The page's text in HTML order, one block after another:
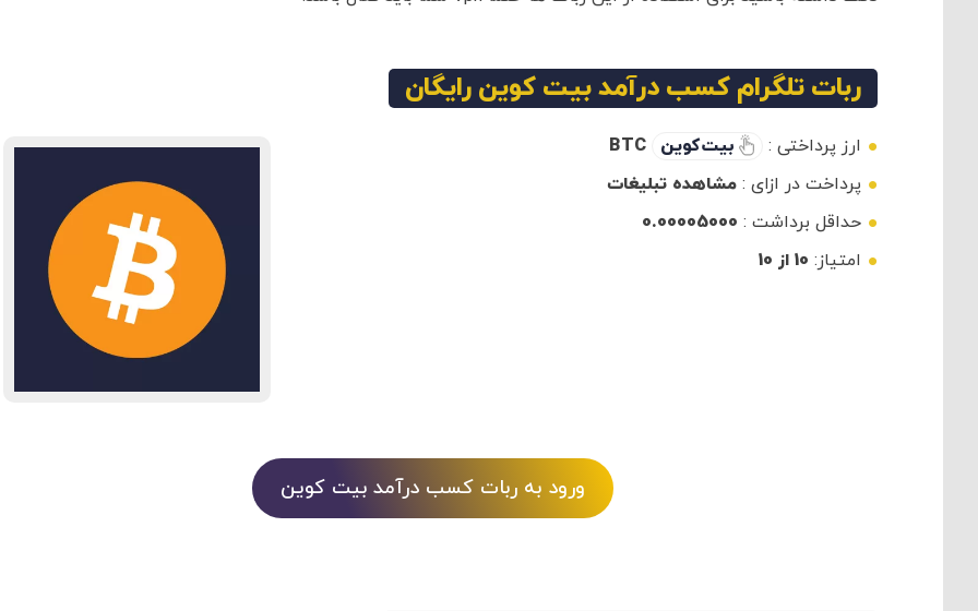
ربات تلگرام کسب درآمد بیت کوین رایگان
ارز پرداختی : بیت کوین
BTC
پرداخت در ازای : مشاهده تبلیغات
حداقل برداشت : 0.00005000
امتیاز: 10 از 10
ورود به ربات کسب درآمد بیت کوین